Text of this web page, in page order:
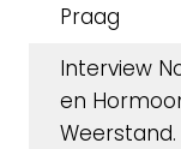
Praag
Interview
en
Weerstand.